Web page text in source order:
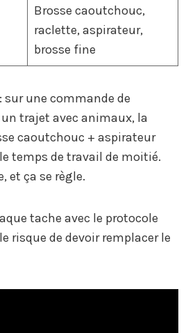
Brosse caoutchouc,
raclette, aspirateur,
brosse fine
sur une commande de
trajet avec animaux, la
caoutchouc + aspirateur
temps de travail de moitié.
et ça se règle.
tache avec le protocole
risque de devoir remplacer le